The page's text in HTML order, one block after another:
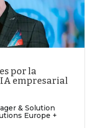
por la
IA empresarial
& Solution
Europe +